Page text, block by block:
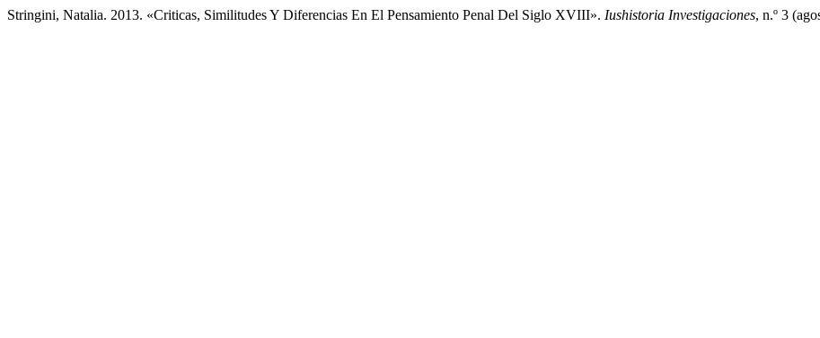
Stringini, Natalia. 2013. «Criticas, Similitudes Y Diferencias En El Pensamiento Penal Del Siglo XVIII». Iushistoria Investigaciones, n.º 3